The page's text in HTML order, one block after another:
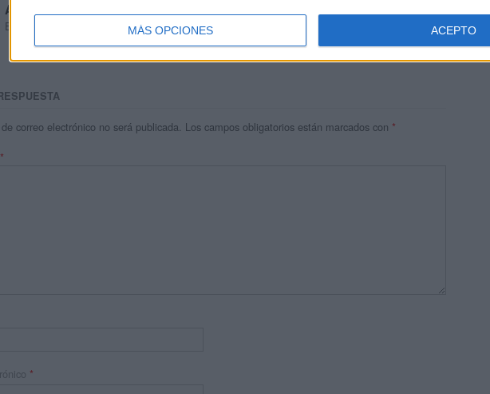
MÁS OPCIONES ACEPTO
Acerca de María Olivares
El autor no ha proporcionado ninguna información.
correo electrónico no será publicada. Los campos obligatorios están marcados con *
*
*